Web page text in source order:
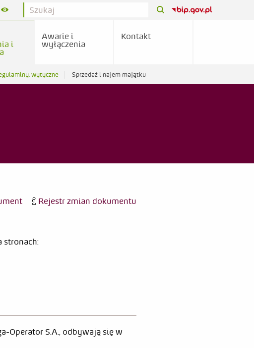
i
wytyczne Sprzedaż i najem majątku
Awarie i
wyłączenia
Kontakt
Rejestr zmian dokumentu
stronach:
Operator S.A., odbywają się w